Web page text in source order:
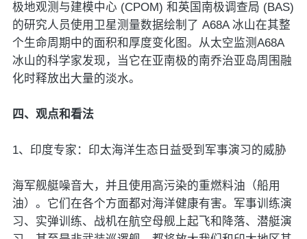
极地观测与建模中心 (CPOM) 和英国南极调查局 (BAS)
的研究人员使用卫星测量数据绘制了 A68A 冰山在其整
个生命周期中的面积和厚度变化图。从太空监测A68A
冰山的科学家发现，当它在亚南极的南乔治亚岛周围融
化时释放出大量的淡水。
四、观点和看法
1、印度专家：印太海洋生态日益受到军事演习的威胁
海军舰艇噪音大，并且使用高污染的重燃料油（船用
油）。它们在各个方面都对海洋健康有害。军事训练演
习、实弹训练、战机在航空母舰上起飞和降落、潜艇演